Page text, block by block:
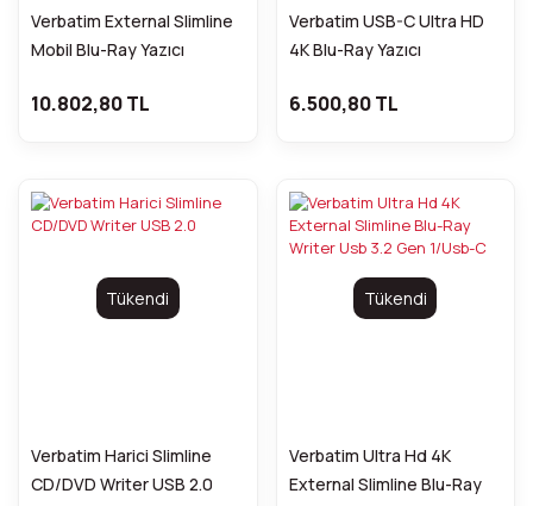
Verbatim External Slimline
Mobil Blu-Ray Yazıcı
10.802,80 TL
Verbatim USB-C Ultra HD
4K Blu-Ray Yazıcı
6.500,80 TL
Tükendi
Verbatim Harici Slimline
CD/DVD Writer USB 2.0
Tükendi
Verbatim Ultra Hd 4K
External Slimline Blu-Ray